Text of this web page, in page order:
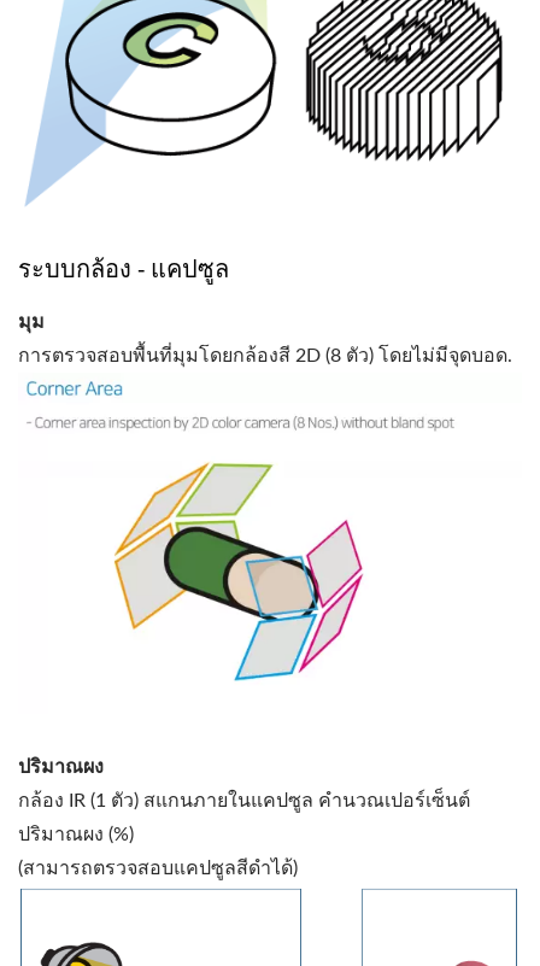
ระบบกล้อง - แคปซูล
มุม
การตรวจสอบพื้นที่มุมโดยกล้องสี 2D (8 ตัว) โดยไม่มีจุดบอด.
ปริมาณผง
กล้อง IR (1 ตัว) สแกนภายในแคปซูล คำนวณเปอร์เซ็นต์
ปริมาณผง (%)
(สามารถตรวจสอบแคปซูลสีดำได้)